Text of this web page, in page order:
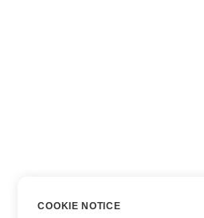
COOKIE NOTICE